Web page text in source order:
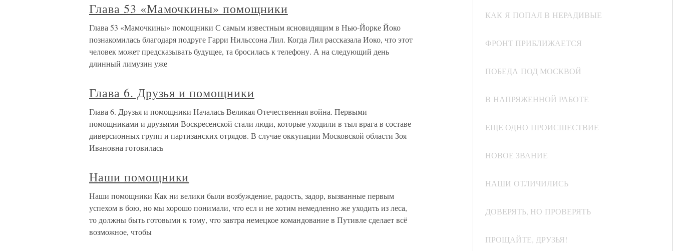
КАК Я ПОПАЛ В НЕРАДИВЫЕ
ФРОНТ ПРИБЛИЖАЕТСЯ
ПОБЕДА ПОД МОСКВОЙ
В НАПРЯЖЕННОЙ РАБОТЕ
ЕЩЕ ОДНО ПРОИСШЕСТВИЕ
НОВОЕ ЗВАНИЕ
НАШИ ОТЛИЧИЛИСЬ
ДОВЕРЯТЬ, НО ПРОВЕРЯТЬ
ПРОЩАЙТЕ, ДРУЗЬЯ!
Глава 53 «Мамочкины» помощники
Глава 53 «Мамочкины» помощники С самым известным ясновидящим в Нью-Йорке Йоко
познакомилась благодаря подруге Гарри Нильссона Лил. Когда Лил рассказала Иоко, что этот
человек может предсказывать будущее, та бросилась к телефону. А на следующий день
длинный лимузин уже
Глава 6. Друзья и помощники
Глава 6. Друзья и помощники Началась Великая Отечественная война. Первыми
помощниками и друзьями Воскресенской стали люди, которые уходили в тыл врага в составе
диверсионных групп и партизанских отрядов. В случае оккупации Московской области Зоя
Ивановна готовилась
Наши помощники
Наши помощники Как ни велики были возбуждение, радость, задор, вызванные первым
успехом в бою, но мы хорошо понимали, что есл и не хотим немедленно же уходить из леса,
то должны быть готовыми к тому, что завтра немецкое командование в Путивле сделает всё
возможное, чтобы